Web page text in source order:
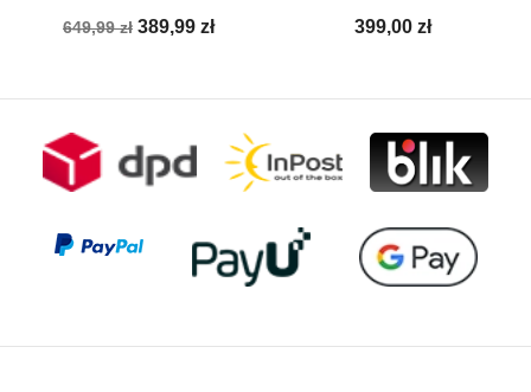
Cena
649,99 zł Cena
389,99 zł Cena
399,00 zł